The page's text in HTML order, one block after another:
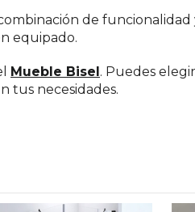
de
equipado.
Mueble Bisel . Puedes
tus necesidades.